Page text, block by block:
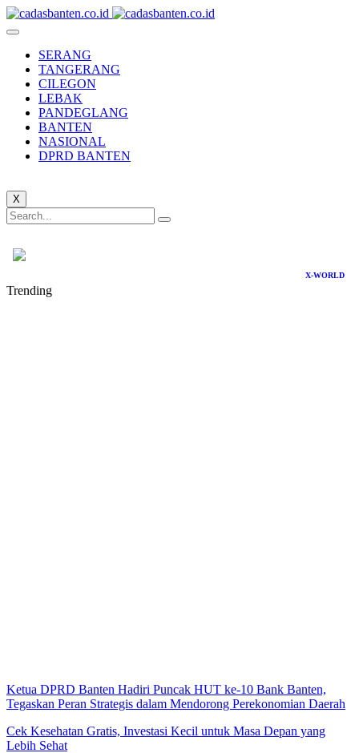
SERANG
TANGERANG
CILEGON
LEBAK
PANDEGLANG
BANTEN
NASIONAL
DPRD BANTEN
X
X-WORLD
Trending
Ketua DPRD Banten Hadiri Puncak HUT ke-10 Bank Banten,
Tegaskan Peran Strategis dalam Mendorong Perekonomian Daerah
Cek Kesehatan Gratis, Investasi Kecil untuk Masa Depan yang
Lebih Sehat